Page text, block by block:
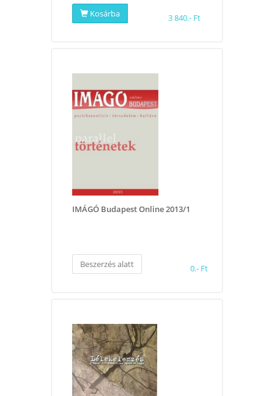
Kosárba 3 840.- Ft
IMÁGÓ Budapest Online 2013/1
Beszerzés alatt 0.- Ft